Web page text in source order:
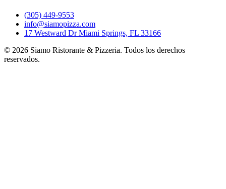
(305) 449-9553
info@siamopizza.com
17 Westward Dr Miami Springs, FL 33166
© 2026 Siamo Ristorante & Pizzeria. Todos los derechos
reservados.